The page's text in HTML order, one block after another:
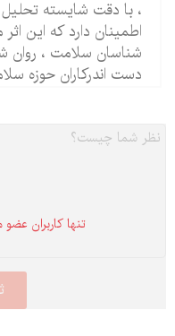
، با دقت شایسته تحلیل و
اطمینان دارد که این اثر
شناسان سلامت ، روان
دست اندرکاران حوزه
تنها كاربران عضو می